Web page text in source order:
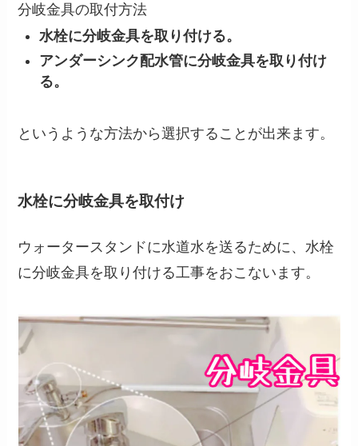
分岐金具の取付方法
水栓に分岐金具を取り付ける。
アンダーシンク配水管に分岐金具を取り付け
る。
というような方法から選択することが出来ます。
水栓に分岐金具を取付け
ウォータースタンドに水道水を送るために、水栓
に分岐金具を取り付ける工事をおこないます。